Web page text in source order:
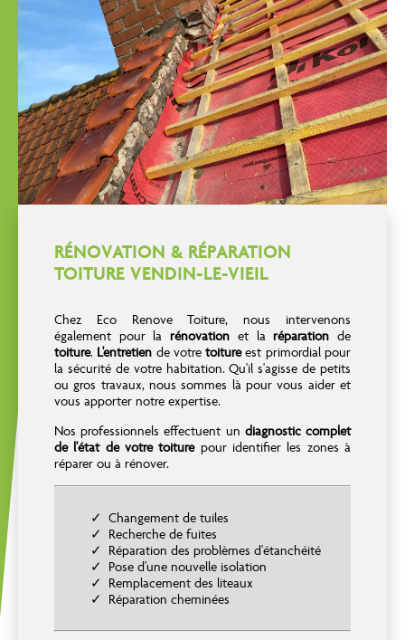
RÉNOVATION & RÉPARATION
TOITURE VENDIN-LE-VIEIL
Chez Eco Renove Toiture, nous intervenons
également pour larénovation et laréparation de
toiture. L'entretien de votretoitureest primordial pour
la sécurité de votre habitation. Qu'il s'agisse de petits
ou gros travaux, nous sommes là pour vous aider et
vous apporter notre expertise.
Nos professionnels effectuent un diagnostic complet
de l'état de votre toiturepour identifier les zones à
réparer ou à rénover.
Changement de tuiles
Recherche de fuites
Réparation des problèmes d'étanchéité
Pose d'une nouvelle isolation
Remplacement des liteaux
Réparation cheminées